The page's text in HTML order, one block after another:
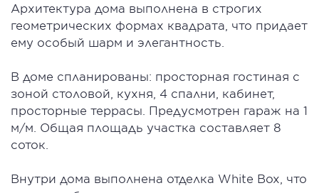
Архитектура дома выполнена в строгих
геометрических формах квадрата, что придает
ему особый шарм и элегантность.
В доме спланированы: просторная гостиная с
зоной столовой, кухня, 4 спални, кабинет,
просторные террасы. Предусмотрен гараж на 1
м/м. Общая площадь участка составляет 8
соток.
Внутри дома выполнена отделка White Box, что